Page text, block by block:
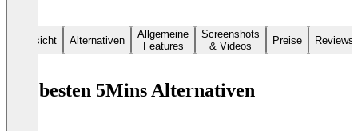
Übersicht Alternativen
Allgemeine
Features
Screenshots
& Videos
Preise Reviews
Die besten 5Mins Alternativen